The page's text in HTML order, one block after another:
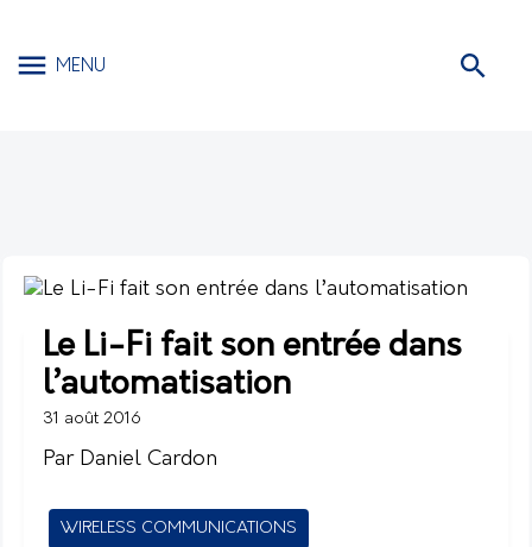
MENU
Le Li-Fi fait son entrée dans
l’automatisation
31 août 2016
Par Daniel Cardon
WIRELESS COMMUNICATIONS